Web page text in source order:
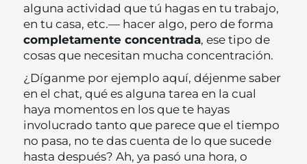
alguna actividad que tú hagas en tu trabajo,
en tu casa, etc.— hacer algo, pero de forma
completamente concentrada, ese tipo de
cosas que necesitan mucha concentración.
¿Díganme por ejemplo aquí, déjenme saber
en el chat, qué es alguna tarea en la cual
haya momentos en los que te hayas
involucrado tanto que parece que el tiempo
no pasa, no te das cuenta de lo que sucede
hasta después? Ah, ya pasó una hora, o